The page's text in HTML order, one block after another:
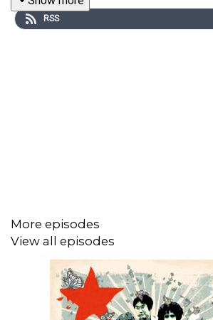
La nouvelle lune - Coline Rio
Le feu - Hélène Martin
RSS
More episodes
View all episodes